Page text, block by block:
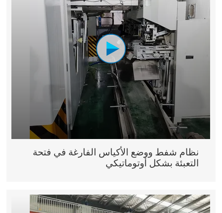
نظام شفط ووضع الأكياس الفارغة في فتحة
التعبئة بشكل أوتوماتيكي